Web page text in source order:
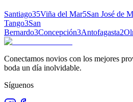
Santiago35Viña del Mar5San José de
Tango3San
Bernardo3Concepción3Antofagasta2
Conectamos novios con los mejores
boda un día inolvidable.
Síguenos